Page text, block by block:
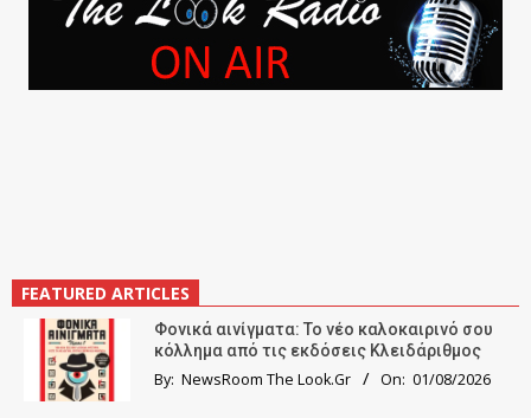
FEATURED ARTICLES
Φονικά αινίγματα: Το νέο καλοκαιρινό σου
κόλλημα από τις εκδόσεις Κλειδάριθμος
By: NewsRoom The Look.Gr On: 01/08/2026